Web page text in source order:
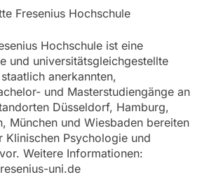
Fresenius Hochschule
Hochschule ist eine
und universitätsgleichgestellte
anerkannten,
und Masterstudiengänge an
Düsseldorf, Hamburg,
München und Wiesbaden bereiten
Klinischen Psychologie und
Weitere Informationen:
uni.de